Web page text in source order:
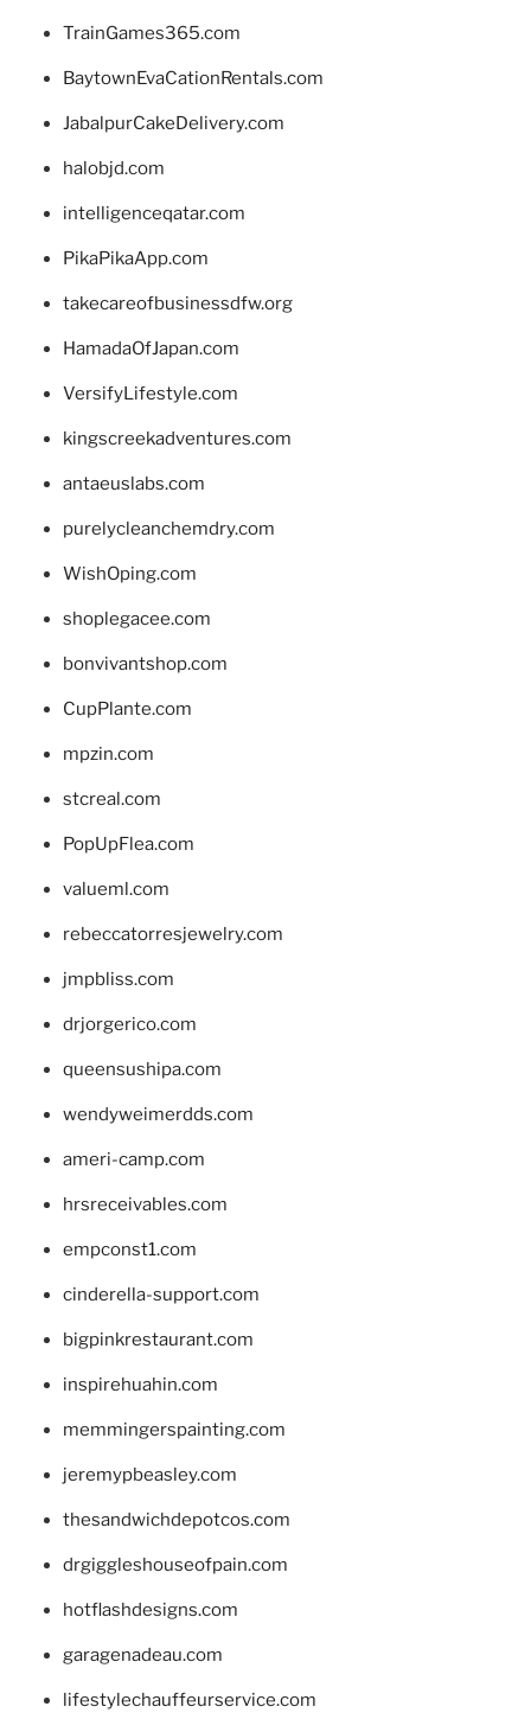
TrainGames365.com
BaytownEvaCationRentals.com
JabalpurCakeDelivery.com
halobjd.com
intelligenceqatar.com
PikaPikaApp.com
takecareofbusinessdfw.org
HamadaOfJapan.com
VersifyLifestyle.com
kingscreekadventures.com
antaeuslabs.com
purelycleanchemdry.com
WishOping.com
shoplegacee.com
bonvivantshop.com
CupPlante.com
mpzin.com
stcreal.com
PopUpFlea.com
valueml.com
rebeccatorresjewelry.com
jmpbliss.com
drjorgerico.com
queensushipa.com
wendyweimerdds.com
ameri-camp.com
hrsreceivables.com
empconst1.com
cinderella-support.com
bigpinkrestaurant.com
inspirehuahin.com
memmingerspainting.com
jeremypbeasley.com
thesandwichdepotcos.com
drgiggleshouseofpain.com
hotflashdesigns.com
garagenadeau.com
lifestylechauffeurservice.com